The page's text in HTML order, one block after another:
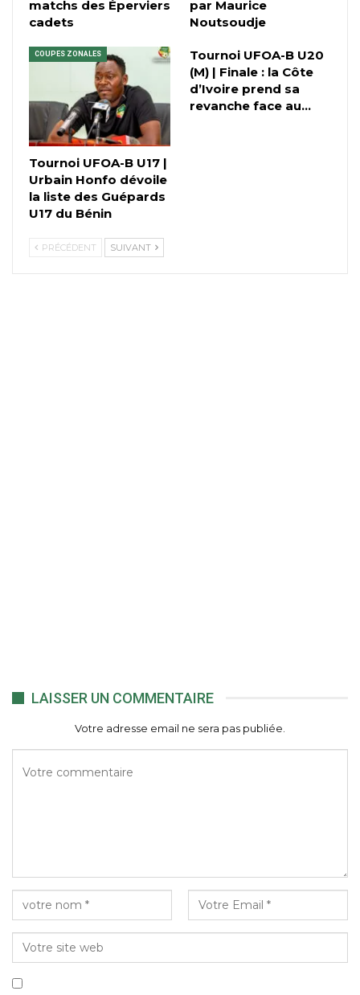
matchs des Éperviers
cadets
par Maurice
Noutsoudje
COUPES ZONALES
Tournoi UFOA-B U17 |
Urbain Honfo dévoile
la liste des Guépards
U17 du Bénin
Tournoi UFOA-B U20
(M) | Finale : la Côte
d’Ivoire prend sa
revanche face au…
PRÉCÉDENT SUIVANT
LAISSER UN COMMENTAIRE
Votre adresse email ne sera pas publiée.